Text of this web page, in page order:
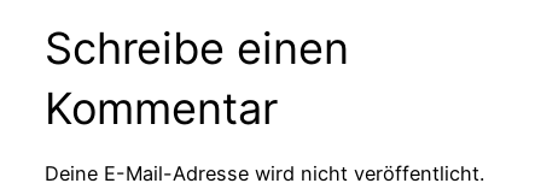
Schreibe einen
Kommentar
Deine E-Mail-Adresse wird nicht veröffentlicht.